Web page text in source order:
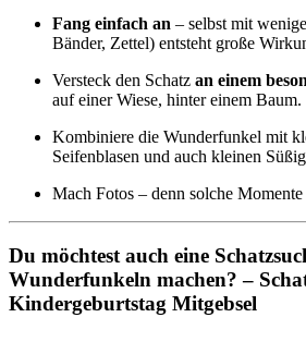
Fang einfach an – selbst mit
Bänder, Zettel) entsteht große
Versteck den Schatz an einem
auf einer Wiese, hinter einem Baum.
Kombiniere die Wunderfunkel mit
Seifenblasen und auch kleinen
Mach Fotos – denn solche
Du möchtest auch eine
Wunderfunkeln machen? –
Kindergeburtstag Mitgebsel